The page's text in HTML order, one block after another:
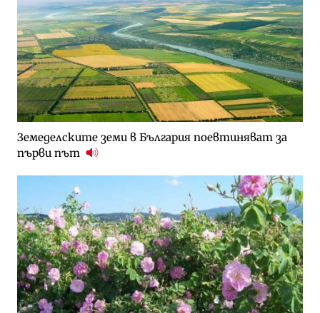
Земеделските земи в България поевтиняват за
първи път